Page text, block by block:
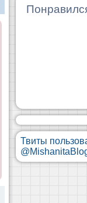
Твиты